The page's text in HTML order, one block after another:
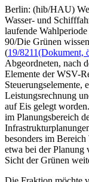
Berlin: (hib/HAU)
Wasser- und
laufende
90/Die Grünen
(19/8211(Dokument,
Abgeordneten, nach
Elemente der WSV-
Steuerungselemente,
Leistungsrechnung
auf Eis gelegt
im Planungsbereich
besonders im Bereich
etwa bei der Planung
Sicht der Grünen